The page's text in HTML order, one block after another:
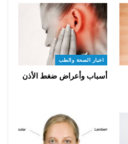
اخبار الصحة والطب
أسباب وأعراض ضغط الأذن